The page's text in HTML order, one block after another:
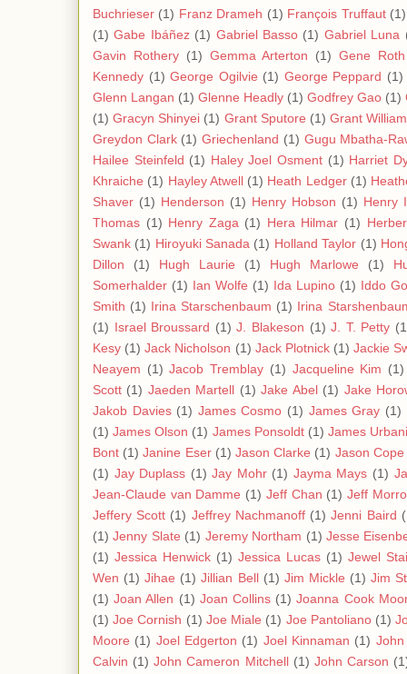
Buchrieser (1) Franz Drameh (1) François Truffaut (1)
(1) Gabe Ibáñez (1) Gabriel Basso (1) Gabriel Luna
Gavin Rothery
(1) Gemma Arterton (1)
Gene Roth
Kennedy (1) George Ogilvie (1) George Peppard (1)
Glenn Langan (1) Glenne Headly (1) Godfrey Gao (1)
(1) Gracyn Shinyei (1) Grant Sputore (1) Grant
Greydon Clark (1) Griechenland (1) Gugu Mbatha-
Hailee Steinfeld (1) Haley Joel Osment (1) Harriet
Khraiche (1) Hayley Atwell (1) Heath Ledger (1)
Shaver (1) Henderson (1) Henry Hobson (1) Henry
Thomas (1) Henry Zaga (1) Hera Hilmar (1)
Swank (1) Hiroyuki Sanada (1) Holland Taylor (1)
Dillon
(1) Hugh Laurie (1) Hugh Marlowe (1)
Somerhalder (1) Ian Wolfe (1) Ida Lupino (1)
Iddo
Smith (1) Irina Starschenbaum (1)
Irina
(1)
Israel Broussard (1) J. Blakeson (1) J. T. Petty
Kesy (1) Jack Nicholson (1) Jack Plotnick (1) Jackie
Neayem (1) Jacob Tremblay (1) Jacqueline Kim (1)
Scott (1) Jaeden Martell (1) Jake Abel (1) Jake
Jakob Davies (1) James Cosmo (1) James Gray (1)
(1) James Olson (1) James Ponsoldt (1) James
Bont (1) Janine Eser (1) Jason Clarke (1) Jason Cope
(1) Jay Duplass (1) Jay Mohr (1) Jayma Mays (1)
Jean-Claude van Damme (1) Jeff Chan (1) Jeff
Jeffery Scott (1) Jeffrey Nachmanoff (1) Jenni Baird
(1) Jenny Slate (1) Jeremy Northam (1) Jesse
(1) Jessica Henwick (1) Jessica Lucas (1) Jewel
Wen (1) Jihae (1) Jillian Bell (1) Jim Mickle (1) Jim
(1) Joan Allen (1) Joan Collins (1) Joanna Cook
(1) Joe Cornish (1) Joe Miale (1) Joe Pantoliano (1)
Moore (1) Joel Edgerton (1) Joel Kinnaman (1)
Calvin (1) John Cameron Mitchell (1) John Carson